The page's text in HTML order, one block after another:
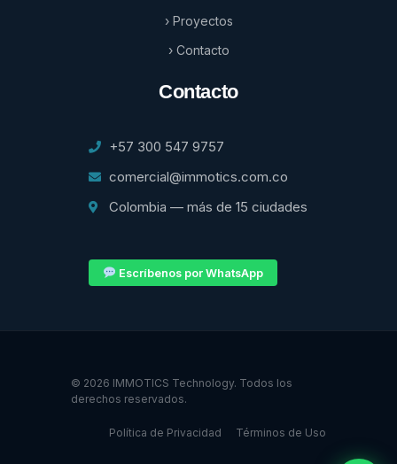
› Proyectos
› Contacto
Contacto
+57 300 547 9757
comercial@immotics.com.co
Colombia — más de 15 ciudades
Escríbenos por WhatsApp
© 2026 IMMOTICS Technology. Todos los
derechos reservados.
Política de Privacidad Términos de Uso